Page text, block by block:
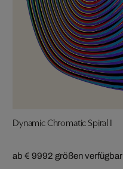
Dynamic Chromatic Spiral I
ab € 9992 größen verfügbar